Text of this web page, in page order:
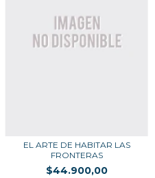
EL ARTE DE HABITAR LAS
FRONTERAS
$44.900,00